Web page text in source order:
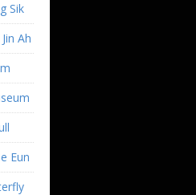
Sik
Ah
Eun